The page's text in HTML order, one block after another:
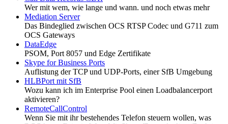
Wer mit wem, wie lange und wann. und noch etwas mehr
Mediation Server
Das Bindeglied zwischen OCS RTSP Codec und G711 zum
OCS Gateways
DataEdge
PSOM, Port 8057 und Edge Zertifikate
Skype for Business Ports
Auflistung der TCP und UDP-Ports, einer SfB Umgebung
HLBPort mit SfB
Wozu kann ich im Enterprise Pool einen Loadbalancerport
aktivieren?
RemoteCallControl
Wenn Sie mit ihr bestehendes Telefon steuern wollen, was